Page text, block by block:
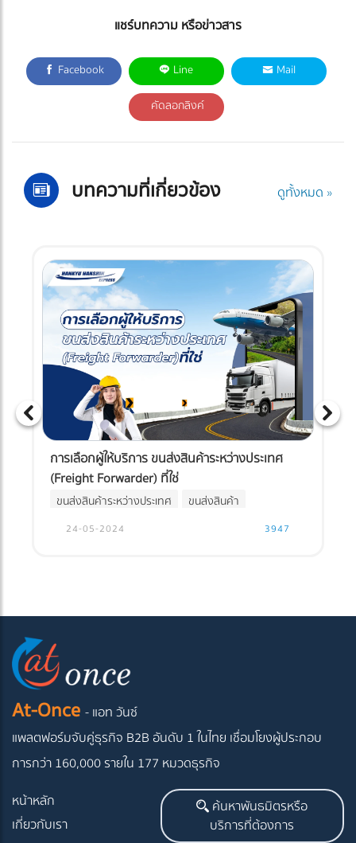
แชร์บทความ หรือข่าวสาร
Facebook Line Mail
คัดลอกลิงค์
บทความที่เกี่ยวข้อง ดูทั้งหมด »
การเลือกผู้ให้บริการ ขนส่งสินค้าระหว่างประเทศ
(Freight Forwarder) ที่ใช่
ขนส่งสินค้าระหว่างประเทศ
ขนส่งสินค้า
FREIGHT FORWARDER
24-05-2024 3947
At-Once - แอท วันซ์
แพลตฟอร์มจับคู่ธุรกิจ B2B อันดับ 1 ในไทย เชื่อมโยงผู้ประกอบ
การกว่า 160,000 รายใน 177 หมวดธุรกิจ
หน้าหลัก
เกี่ยวกับเรา
ค้นหาพันธมิตรหรือ
บริการที่ต้องการ